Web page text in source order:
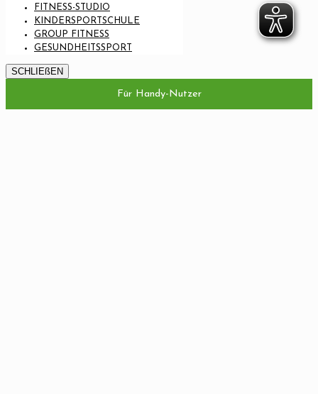
FITNESS-STUDIO
KINDERSPORTSCHULE
GROUP FITNESS
GESUNDHEITSSPORT
SCHLIEßEN
Für Handy-Nutzer